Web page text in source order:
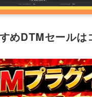
めDTMセールは